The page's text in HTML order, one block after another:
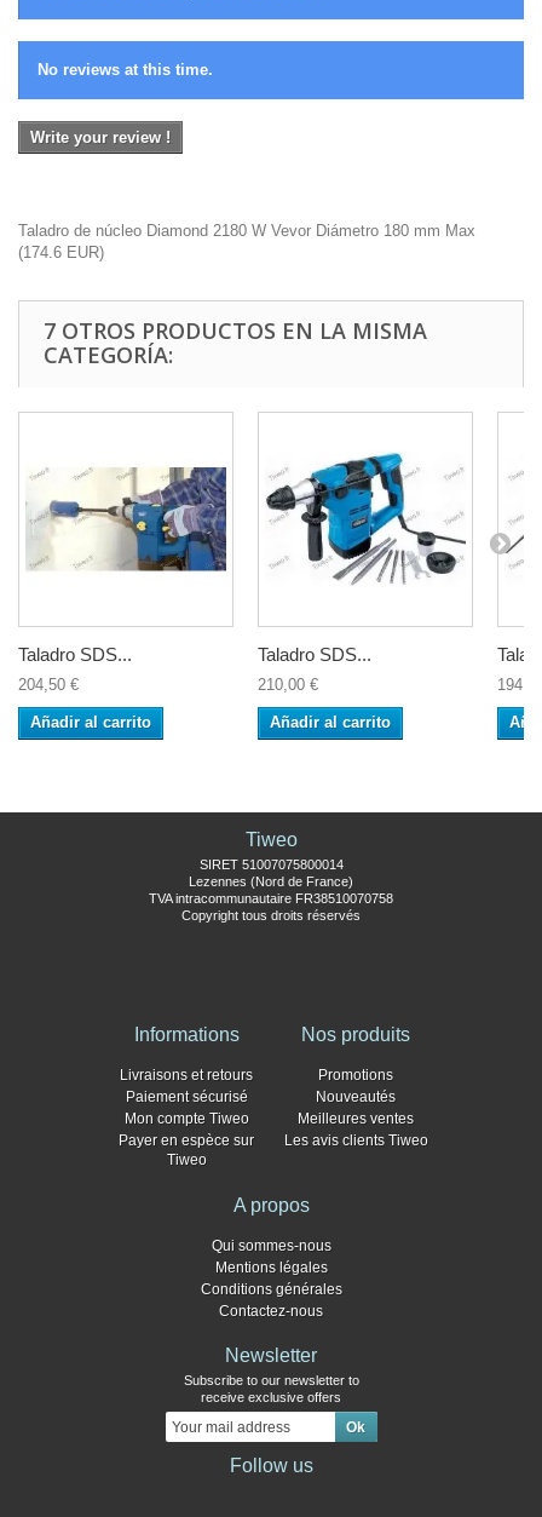
No reviews at this time.
Write your review !
Taladro de núcleo Diamond 2180 W Vevor Diámetro 180 mm Max
(174.6 EUR)
7 OTROS PRODUCTOS EN LA MISMA
CATEGORÍA:
Taladro SDS...
204,50 €
Añadir al carrito
Taladro SDS...
210,00 €
Añadir al carrito
Tiweo
SIRET 51007075800014
Lezennes (Nord de France)
TVA intracommunautaire FR38510070758
Copyright tous droits réservés
Informations
Livraisons et retours
Paiement sécurisé
Mon compte Tiweo
Payer en espèce sur
Tiweo
Nos produits
Promotions
Nouveautés
Meilleures ventes
Les avis clients Tiweo
A propos
Qui sommes-nous
Mentions légales
Conditions générales
Contactez-nous
Newsletter
Subscribe to our newsletter to
receive exclusive offers
Follow us